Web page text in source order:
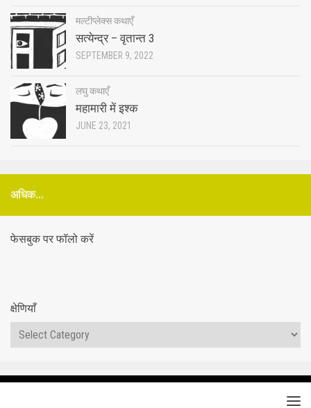
मल्टीप्लेक्स कथाएँ
सत्येन्द्र – वृतान्त 3
SEPTEMBER 9, 2022
लघु कथाएँ
महामारी में इश्क
JUNE 23, 2021
अधिक...
फेसबुक पर फॉलो करें
क्षेणियाँ
क्षेणियाँ